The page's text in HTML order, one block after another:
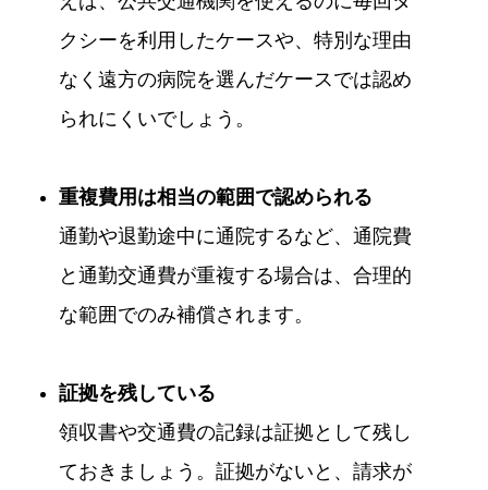
クシーを利用したケースや、特別な理由
なく遠方の病院を選んだケースでは認め
られにくいでしょう。
重複費用は相当の範囲で認められる
通勤や退勤途中に通院するなど、通院費
と通勤交通費が重複する場合は、合理的
な範囲でのみ補償されます。
証拠を残している
領収書や交通費の記録は証拠として残し
ておきましょう。証拠がないと、請求が